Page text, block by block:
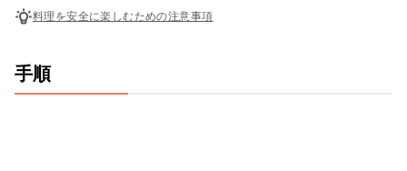
料理を安全に楽しむための注意事項
手順